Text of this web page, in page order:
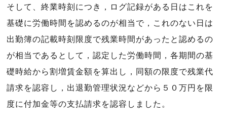
そして、終業時刻につき，ログ記録がある日はこれを
基礎に労働時間を認めるのが相当で，これのない日は
出勤簿の記載時刻限度で残業時間があったと認めるの
が相当であるとして，認定した労働時間，各期間の基
礎時給から割増賃金額を算出し，同額の限度で残業代
請求を認容し，出退勤管理状況などから５０万円を限
度に付加金等の支払請求を認容しました。